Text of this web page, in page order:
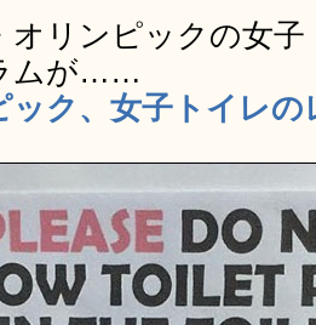
オリンピックの女
ムが……
ック、女子トイレ